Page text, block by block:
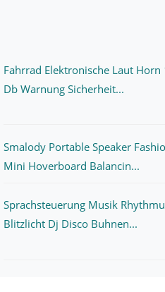
Fahrrad Elektronische Laut Horn
Db Warnung Sicherheit...
Smalody Portable Speaker
Mini Hoverboard Balancin...
Sprachsteuerung Musik
Blitzlicht Dj Disco Buhnen...